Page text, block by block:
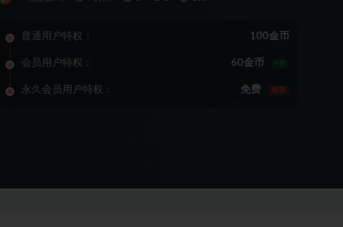
普通用户特权： 100金币
会员用户特权： 60金币 6折
永久会员用户特权： 免费 推荐